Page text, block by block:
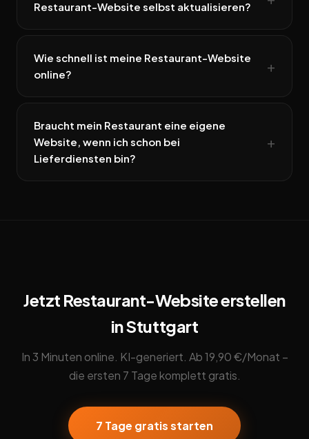
Restaurant-Website selbst aktualisieren?
Wie schnell ist meine Restaurant-Website
online?
Braucht mein Restaurant eine eigene
Website, wenn ich schon bei
Lieferdiensten bin?
Jetzt Restaurant-Website erstellen
in Stuttgart
In 3 Minuten online. KI-generiert. Ab 19,90 €/Monat –
die ersten 7 Tage komplett gratis.
7 Tage gratis starten